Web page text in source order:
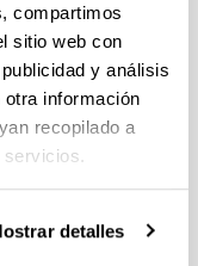
compartimos
sitio web con
y análisis
información
recopilado a
servicios.
detalles
de crédito.
una vez se
internacional-
de-la-
del
UDALBA